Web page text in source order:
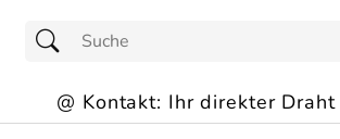
@ Kontakt: Ihr direkter Draht